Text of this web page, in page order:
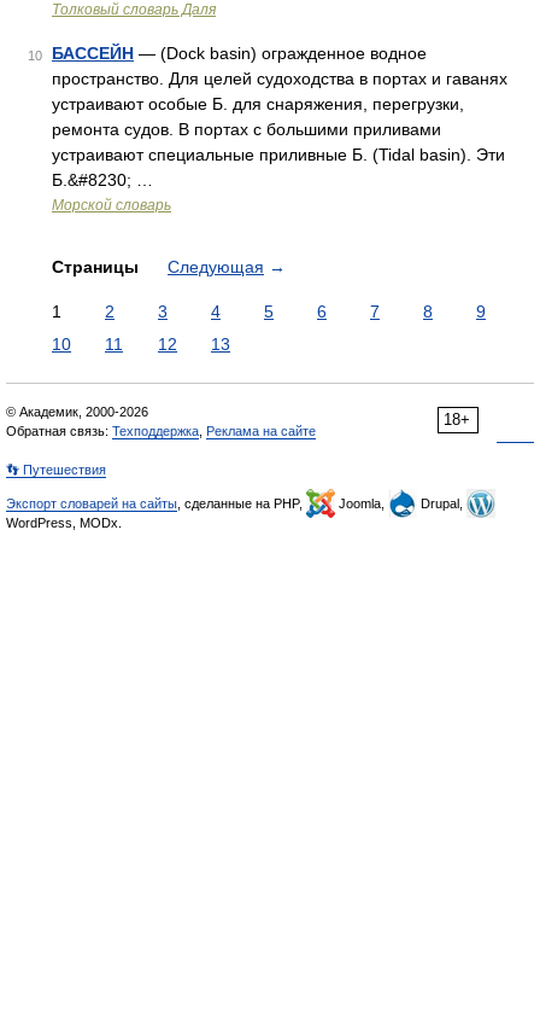
Толковый словарь Даля
10 БАССЕЙН — (Dock basin) огражденное водное
пространство. Для целей судоходства в портах и гаванях
устраивают особые Б. для снаряжения, перегрузки,
ремонта судов. В портах с большими приливами
устраивают специальные приливные Б. (Tidal basin). Эти
Б.&#8230; …
Морской словарь
Страницы Следующая →
1 2 3 4 5 6 7 8
9
10
11 12 13
18+
© Академик, 2000-2026
Обратная связь: Техподдержка Реклама на сайте
👣 Путешествия
Экспорт словарей на сайты , сделанные на PHP, Joomla,
Drupal,
WordPress, MODx.